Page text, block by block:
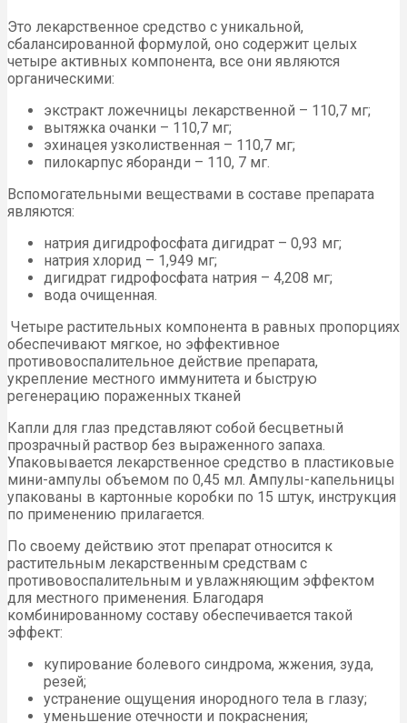
Это лекарственное средство с уникальной,
сбалансированной формулой, оно содержит целых
четыре активных компонента, все они являются
органическими:
экстракт ложечницы лекарственной – 110,7 мг;
вытяжка очанки – 110,7 мг;
эхинацея узколиственная – 110,7 мг;
пилокарпус яборанди – 110, 7 мг.
Вспомогательными веществами в составе препарата
являются:
натрия дигидрофосфата дигидрат – 0,93 мг;
натрия хлорид – 1,949 мг;
дигидрат гидрофосфата натрия – 4,208 мг;
вода очищенная.
Четыре растительных компонента в равных пропорциях
обеспечивают мягкое, но эффективное
противовоспалительное действие препарата,
укрепление местного иммунитета и быструю
регенерацию пораженных тканей
Капли для глаз представляют собой бесцветный
прозрачный раствор без выраженного запаха.
Упаковывается лекарственное средство в пластиковые
мини-ампулы объемом по 0,45 мл. Ампулы-капельницы
упакованы в картонные коробки по 15 штук, инструкция
по применению прилагается.
По своему действию этот препарат относится к
растительным лекарственным средствам с
противовоспалительным и увлажняющим эффектом
для местного применения. Благодаря
комбинированному составу обеспечивается такой
эффект:
купирование болевого синдрома, жжения, зуда,
резей;
устранение ощущения инородного тела в глазу;
уменьшение отечности и покраснения;